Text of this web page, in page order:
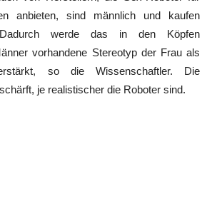
anbieten, sind männlich und kaufen
werde das in den Köpfen
vorhandene Stereotyp der Frau als
so die Wissenschaftler. Die
je realistischer die Roboter sind.